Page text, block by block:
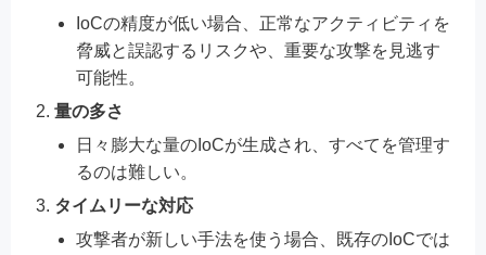
IoCの精度が低い場合、正常なアクティビティを
脅威と誤認するリスクや、重要な攻撃を見逃す
可能性。
量の多さ
日々膨大な量のIoCが生成され、すべてを管理す
るのは難しい。
タイムリーな対応
攻撃者が新しい手法を使う場合、既存のIoCでは